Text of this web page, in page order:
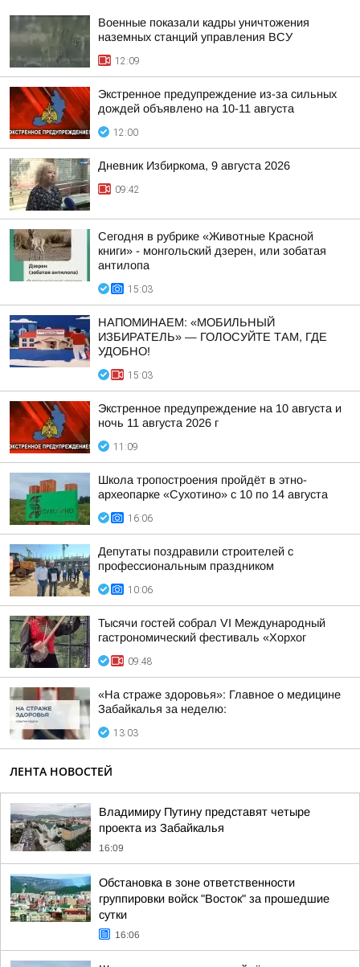
Военные показали кадры уничтожения
наземных станций управления ВСУ
12:09
Экстренное предупреждение из-за сильных
дождей объявлено на 10-11 августа
12:00
Дневник Избиркома, 9 августа 2026
09:42
Сегодня в рубрике «Животные Красной
книги» - монгольский дзерен, или зобатая
антилопа
15:03
НАПОМИНАЕМ: «МОБИЛЬНЫЙ
ИЗБИРАТЕЛЬ» — ГОЛОСУЙТЕ ТАМ, ГДЕ
УДОБНО!
15:03
Экстренное предупреждение на 10 августа и
ночь 11 августа 2026 г
11:09
Школа тропостроения пройдёт в этно-
археопарке «Сухотино» с 10 по 14 августа
16:06
Депутаты поздравили строителей с
профессиональным праздником
10:06
Тысячи гостей собрал VI Международный
гастрономический фестиваль «Хорхог
09:48
«На страже здоровья»: Главное о медицине
Забайкалья за неделю:
13:03
ЛЕНТА НОВОСТЕЙ
Владимиру Путину представят четыре
проекта из Забайкалья
16:09
Обстановка в зоне ответственности
группировки войск "Восток" за прошедшие
сутки
16:06